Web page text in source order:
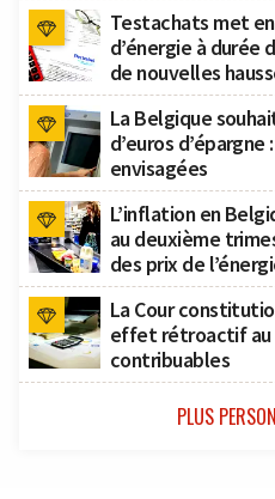
Testachats met
d’énergie à durée
de nouvelles
La Belgique
d’euros
envisagées
L’inflation en
au deuxième
des prix de
La Cour
effet rétroactif au
contribuables
PLUS